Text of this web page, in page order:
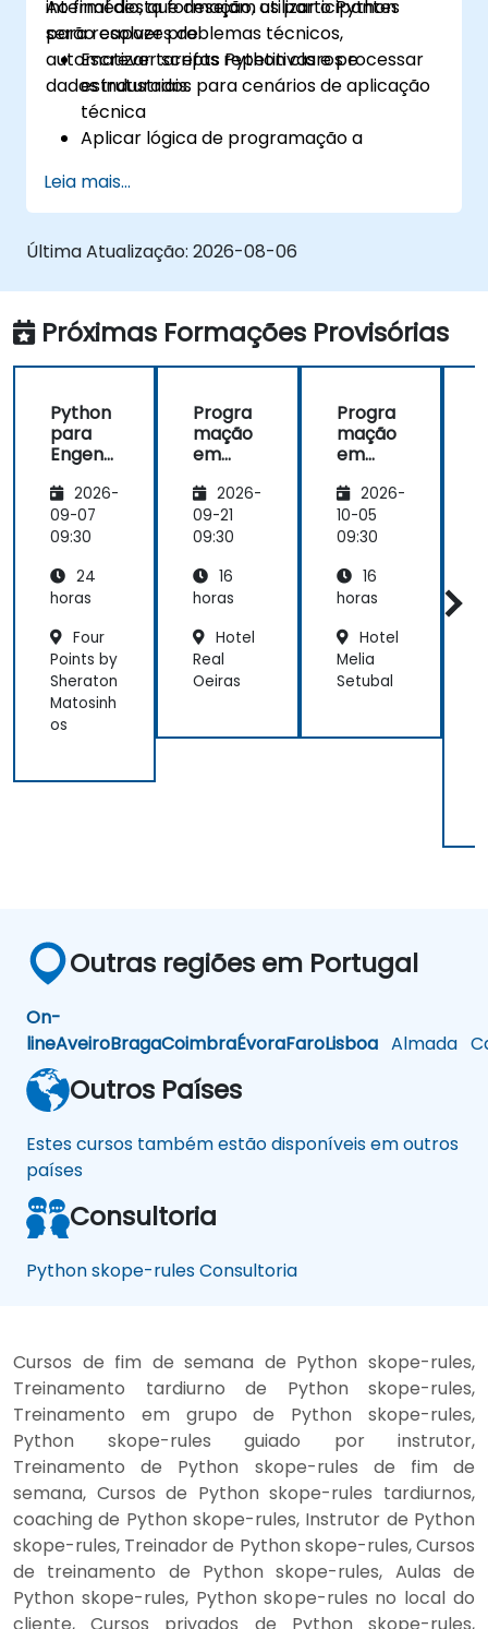
intermédio, que desejam utilizar o Python
para resolver problemas técnicos,
automatizar tarefas repetitivas e processar
dados industriais.
Ao final desta formação, os participantes
serão capazes de:
Escrever scripts Python claros e
estruturados para cenários de aplicação
técnica
Aplicar lógica de programação a
Utilizar o Python para processar dados
provenientes de ficheiros CSV, registos
(logs) e ficheiros de texto
Automatizar fluxos de trabalho
repetitivos de engenharia e automação
Leia mais...
Última Atualização: 2026-08-06
Próximas Formações Provisórias
Python
para
Engenh
Profissi
onais
de
ção
2026-
09-07
09:30
24
horas
Four
Points by
Sheraton
Matosinh
os
Progra
mação
em
2026-
09-21
09:30
16
horas
Hotel
Real
Oeiras
Progra
mação
em
2026-
10-05
09:30
16
horas
Hotel
Melia
Setubal
Outras regiões em Portugal
On-
lineAveiroBragaCoimbraÉvoraFaroLisboa Almada
Outros Países
Estes cursos também estão disponíveis em outros
países
Consultoria
Python skope-rules Consultoria
Cursos de fim de semana de Python skope-rules,
Treinamento tardiurno de Python skope-rules,
Treinamento em grupo de Python skope-rules,
Python skope-rules guiado por instrutor,
Treinamento de Python skope-rules de fim de
semana, Cursos de Python skope-rules tardiurnos,
coaching de Python skope-rules, Instrutor de Python
skope-rules, Treinador de Python skope-rules, Cursos
de treinamento de Python skope-rules, Aulas de
Python skope-rules, Python skope-rules no local do
cliente, Cursos privados de Python skope-rules,